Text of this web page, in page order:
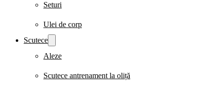
Seturi
Ulei de corp
Scutece
Aleze
Scutece antrenament la oliță